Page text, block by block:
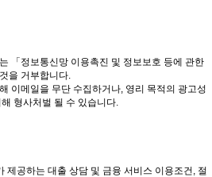
「정보통신망 이용촉진 및 정보보호 등에 관한
을 거부합니다.
이메일을 무단 수집하거나, 영리 목적의 광고성
형사처벌 될 수 있습니다.
제공하는 대출 상담 및 금융 서비스 이용조건, 절